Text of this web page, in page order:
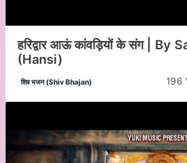
हरिद्वार आऊं कांवड़ियों के संग | By
(Hansi)
शिव भजन (Shiv Bhajan) 196